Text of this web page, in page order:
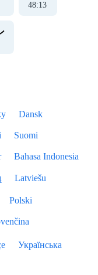
48:14
Dansk
Suomi
Bahasa Indonesia
Latviešu
Polski
Українська